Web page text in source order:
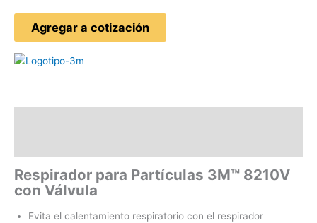
Agregar a cotización
Respirador para Partículas 3M™ 8210V
con Válvula
Evita el calentamiento respiratorio con el respirador